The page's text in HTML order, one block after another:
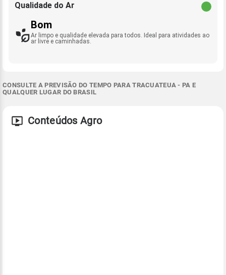
Qualidade do Ar
Bom
Ar limpo e qualidade elevada para todos. Ideal para atividades ao
ar livre e caminhadas.
CONSULTE A PREVISÃO DO TEMPO PARA TRACUATEUA - PA E
QUALQUER LUGAR DO BRASIL
Conteúdos Agro